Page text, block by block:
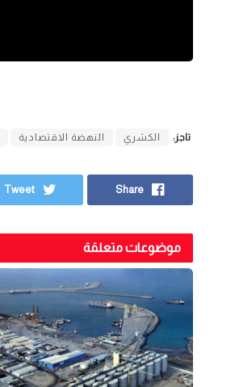
تاجز: الكشري النهضة الاقتصادية
Share
Tweet
موضوعات متعلقة